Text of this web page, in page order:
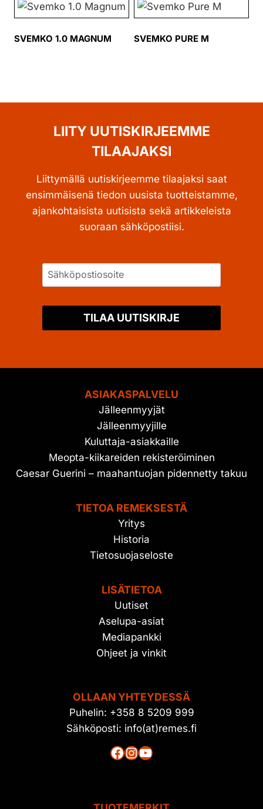
SVEMKO 1.0 MAGNUM SVEMKO PURE M
LIITY UUTISKIRJEEMME
TILAAJAKSI
Liittymällä uutiskirjeemme tilaajaksi saat
ensimmäisenä tiedon uusista tuotteistamme,
ajankohtaisista uutisista sekä artikkeleista
suoraan sähköpostiisi.
TILAA UUTISKIRJE
ASIAKASPALVELU
Jälleenmyyjät
Jälleenmyyjille
Kuluttaja-asiakkaille
Meopta-kiikareiden rekisteröiminen
Caesar Guerini – maahantuojan pidennetty takuu
TIETOA REMEKSESTÄ
Yritys
Historia
Tietosuojaseloste
LISÄTIETOA
Uutiset
Aselupa-asiat
Mediapankki
Ohjeet ja vinkit
OLLAAN YHTEYDESSÄ
Puhelin: +358 8 5209 999
Sähköposti: info(at)remes.fi
Facebook
Instagram
YouTube